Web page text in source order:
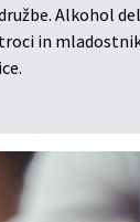
Alkohol
in